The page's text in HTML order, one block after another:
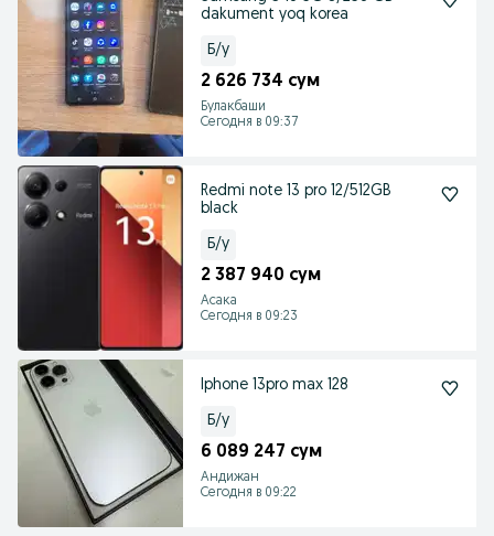
dakument yoq korea
Б/у
2 626 734 сум
Булакбаши
Сегодня в 09:37
Redmi note 13 pro 12/512GB
black
Б/у
2 387 940 сум
Асака
Сегодня в 09:23
Iphone 13pro max 128
Б/у
6 089 247 сум
Андижан
Сегодня в 09:22